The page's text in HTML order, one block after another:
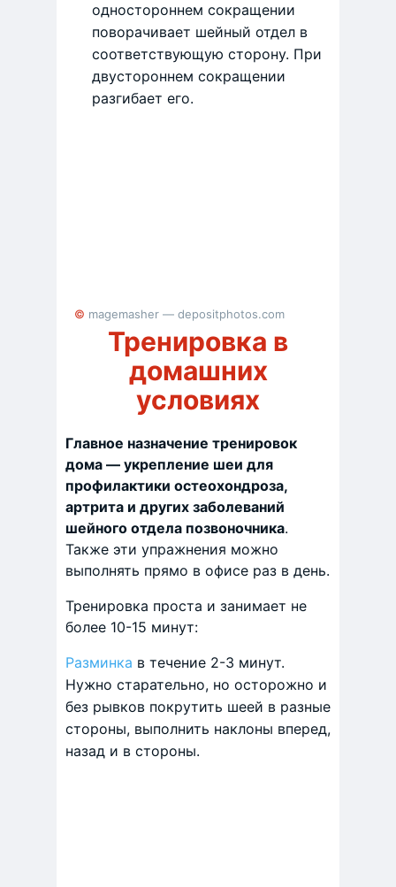
одностороннем сокращении
поворачивает шейный отдел в
соответствующую сторону. При
двустороннем сокращении
разгибает его.
© magemasher — depositphotos.com
Тренировка в
домашних
условиях
Главное назначение тренировок
дома — укрепление шеи для
профилактики остеохондроза,
артрита и других заболеваний
шейного отдела позвоночника.
Также эти упражнения можно
выполнять прямо в офисе раз в день.
Тренировка проста и занимает не
более 10-15 минут:
Разминка в течение 2-3 минут.
Нужно старательно, но осторожно и
без рывков покрутить шеей в разные
стороны, выполнить наклоны вперед,
назад и в стороны.